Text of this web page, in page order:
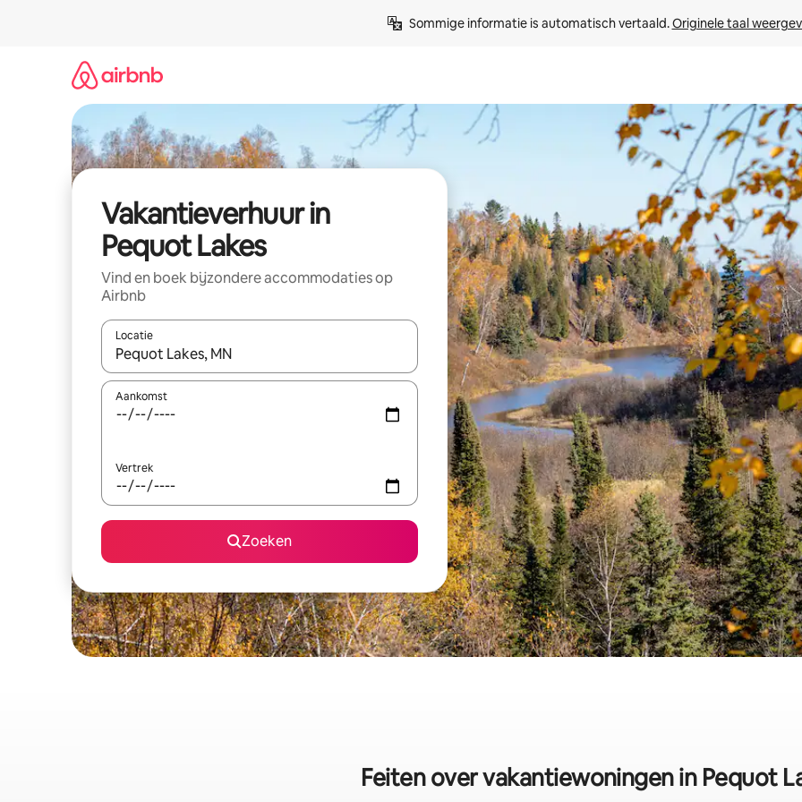
Sommige informatie is automatisch vertaald. Originele taal
Vakantieverhuur in
Pequot Lakes
Vind en boek bijzondere accommodaties op
Airbnb
Locatie
Wanneer er suggesties beschikbaar zijn, maak je een keuze met je de pijltjestoetsen omhoog en omlaag, óf door te
Aankomst
Vertrek
Zoeken
Feiten over vakantiewoningen in Pequot